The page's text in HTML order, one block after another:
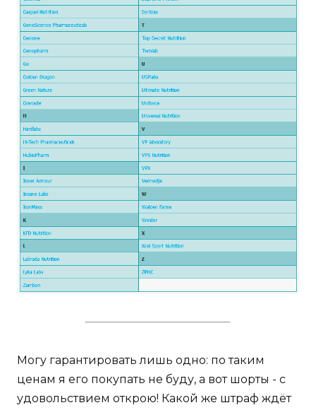
Могу гарантировать лишь одно: по таким
ценам я его покупать не буду, а вот шорты - с
удовольствием открою! Какой же штраф ждёт